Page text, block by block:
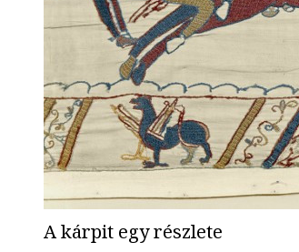
A kárpit egy részlete